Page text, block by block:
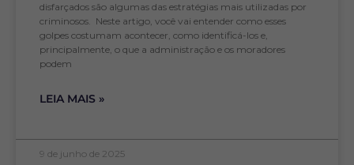
disfarçados são algumas das estratégias mais utilizadas por
criminosos. Neste artigo, você vai entender como esses
golpes costumam acontecer, como identificá-los e,
principalmente, o que a administração e os moradores
podem
LEIA MAIS »
9 de junho de 2025